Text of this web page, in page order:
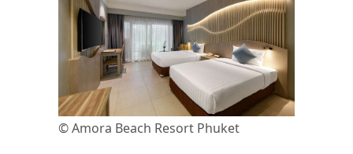
© Amora Beach Resort Phuket